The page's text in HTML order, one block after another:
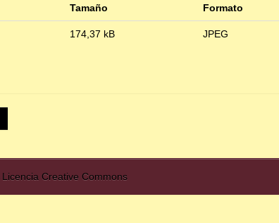
Tamaño Formato
174,37 kB JPEG
Licencia Creative Commons